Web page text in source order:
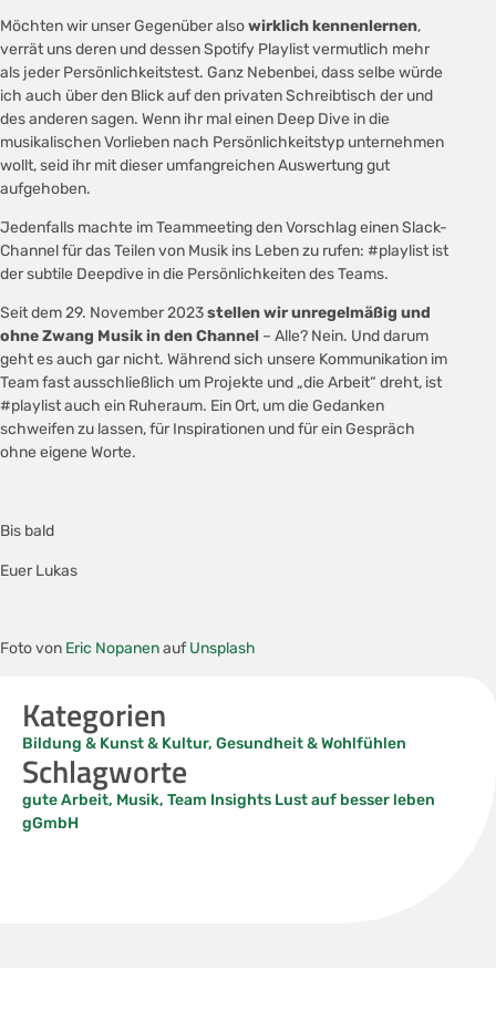
Möchten wir unser Gegenüber alsowirklich kennenlernen,
verrät uns deren und dessen Spotify Playlist vermutlich mehr
als jeder Persönlichkeitstest. Ganz Nebenbei, dass selbe würde
ich auch über den Blick auf den privaten Schreibtisch der und
des anderen sagen. Wenn ihr mal einen Deep Dive in die
musikalischen Vorlieben nach Persönlichkeitstyp unternehmen
wollt, seid ihr mit dieser umfangreichen Auswertung gut
aufgehoben.
Jedenfalls machte im Teammeeting den Vorschlag einen Slack-
Channel für das Teilen von Musik ins Leben zu rufen: #playlist ist
der subtile Deepdive in die Persönlichkeiten des Teams.
Seit dem 29. November 2023stellen wir unregelmäßig und
ohne Zwang Musik in den Channel – Alle? Nein. Und darum
geht es auch gar nicht. Während sich unsere Kommunikation im
Team fast ausschließlich um Projekte und „die Arbeit“ dreht, ist
#playlist auch ein Ruheraum. Ein Ort, um die Gedanken
schweifen zu lassen, für Inspirationen und für ein Gespräch
ohne eigene Worte.
Bis bald
Euer Lukas
Foto von Eric NopanenaufUnsplash
Kategorien
Bildung & Kunst & Kultur, Gesundheit & Wohlfühlen
Schlagworte
gute Arbeit, Musik, Team Insights Lust auf besser leben
gGmbH